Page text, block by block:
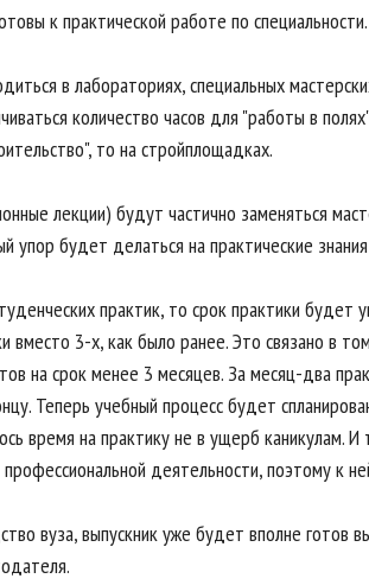
к практической работе по
в лабораториях, специальных
количество часов для "работы в
то на стройплощадках.
лекции) будут частично заменяться
упор будет делаться на практические
практик, то срок практики будет
вместо 3-х, как было ранее. Это связано в
на срок менее 3 месяцев. За месяц-два
Теперь учебный процесс будет
время на практику не в ущерб каникулам.
деятельности, поэтому к
вуза, выпускник уже будет вполне готов